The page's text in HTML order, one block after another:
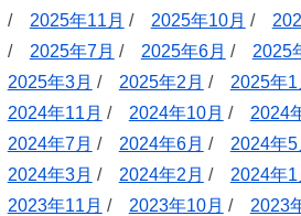
/ 2025年11月 / 2025年10月 /
/ 2025年7月 / 2025年6月 / 2025
2025年3月 / 2025年2月 / 2025年1
2024年11月 / 2024年10月 / 2024
2024年7月 / 2024年6月 / 2024年5
2024年3月 / 2024年2月 / 2024年1
2023年11月 / 2023年10月 / 2023